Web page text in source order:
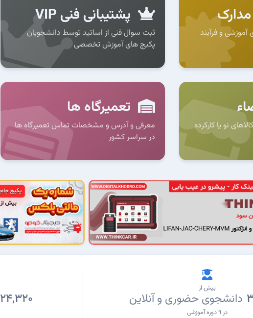
و فرآیند
پشتیبانی فنی VIP
ثبت سوال فنی از اساتید توسط دانشجویان
پکیج های آموزش تخصصی
نو یا کارکرده
تعمیرگاه ها
معرفی و آدرس و مشخصات تماس تعمیرگاه ها
در سراسر کشور
بیش از
دانشجوی حضوری و آنلاین
در ۹ دوره آموزشی
24,320